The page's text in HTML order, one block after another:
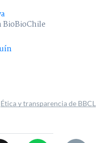
BioBioChile
Ética y transparencia de BBCL